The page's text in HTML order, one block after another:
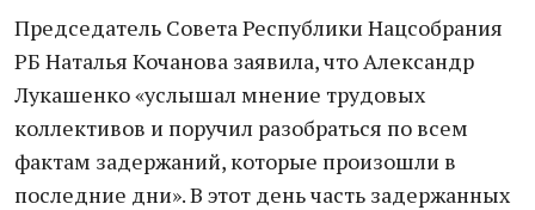
Председатель Совета Республики Нацсобрания
РБ Наталья Кочанова заявила, что Александр
Лукашенко «услышал мнение трудовых
коллективов и поручил разобраться по всем
фактам задержаний, которые произошли в
последние дни». В этот день часть задержанных